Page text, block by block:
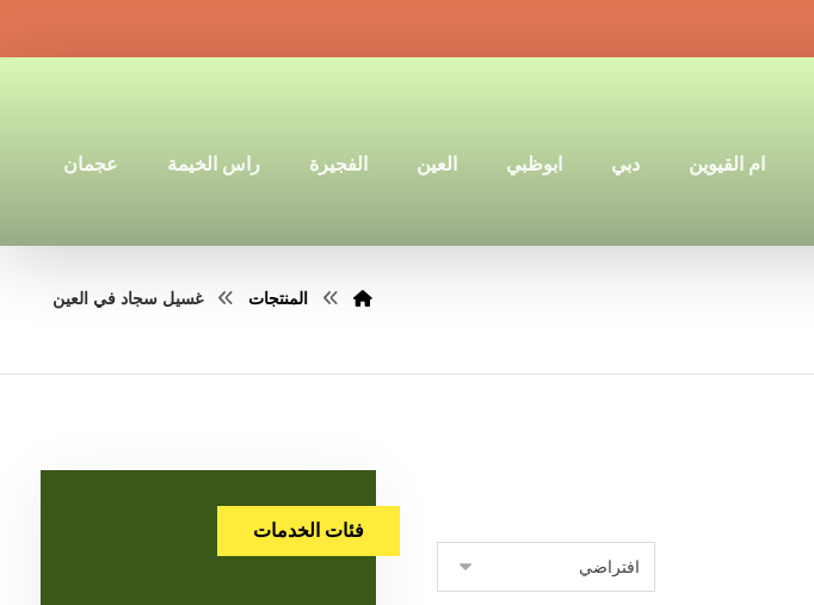
ام القيوين دبي ابوظبي العين الفجيرة راس الخيمة عجمان
المنتجات غسيل سجاد في العين
فئات الخدمات